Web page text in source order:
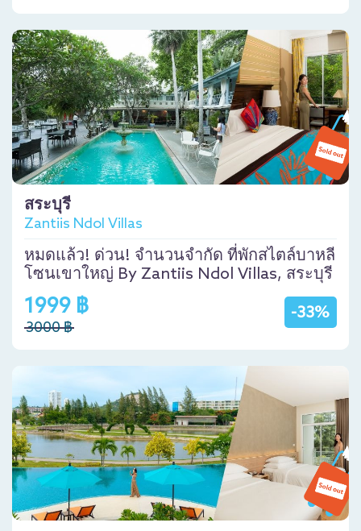
สระบุรี
Zantiis Ndol Villas
หมดแล้ว! ด่วน! จำนวนจำกัด ที่พักสไตล์บาหลี
โซนเขาใหญ่ By Zantiis Ndol Villas, สระบุรี
-33%
1999 ฿
3000 ฿